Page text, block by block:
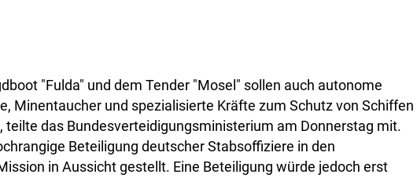
"Fulda" und dem Tender "Mosel" sollen auch autonome
Minentaucher und spezialisierte Kräfte zum Schutz von Schiffen
teilte das Bundesverteidigungsministerium am Donnerstag mit.
Beteiligung deutscher Stabsoffiziere in den
in Aussicht gestellt. Eine Beteiligung würde jedoch erst